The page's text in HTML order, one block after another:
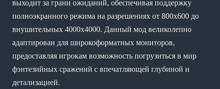
выходит за грани ожиданий, обеспечивая поддержку
полноэкранного режима на разрешениях от 800x600 до
внушительных 4000x4000. Данный мод великолепно
адаптирован для широкоформатных мониторов,
предоставляя игрокам возможность погрузиться в мир
фэнтезийных сражений с впечатляющей глубиной и
детализацией.